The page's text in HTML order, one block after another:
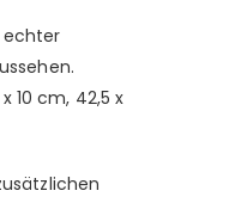
echter
10 cm, 42,5 x